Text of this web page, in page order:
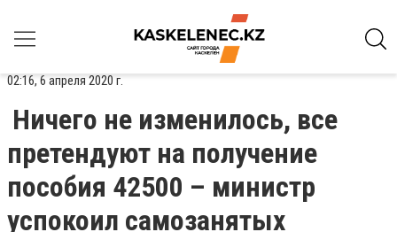
02:16, 6 апреля 2020 г.
Ничего не изменилось, все
претендуют на получение
пособия 42500 – министр
успокоил самозанятых